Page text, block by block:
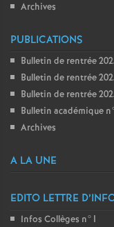
Archives
PUBLICATIONS
Bulletin de rentrée
Bulletin de rentrée
Bulletin de rentrée
Bulletin académique
Archives
A LA UNE
EDITO LETTRE
Infos Collèges n°1